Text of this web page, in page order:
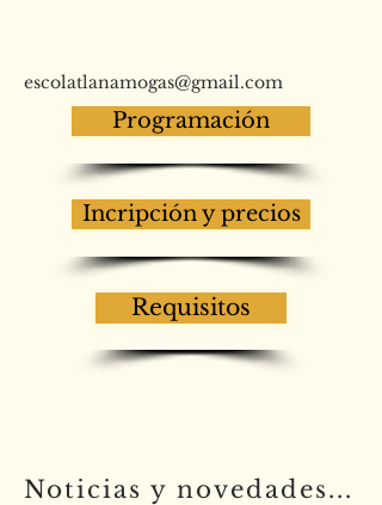
escolatlanamogas@gmail.com
Programación
Incripción y precios
Requisitos
Noticias y novedades...